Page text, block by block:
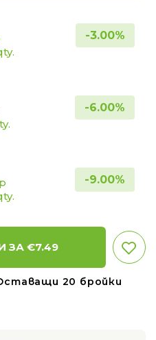
-3.00%
-6.00%
-9.00%
ЗА €7.49
20 бройки